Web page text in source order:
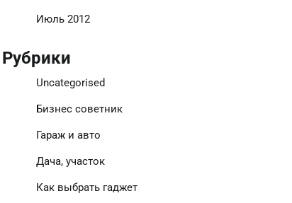
Июль 2012
Рубрики
Uncategorised
Бизнес советник
Гараж и авто
Дача, участок
Как выбрать гаджет